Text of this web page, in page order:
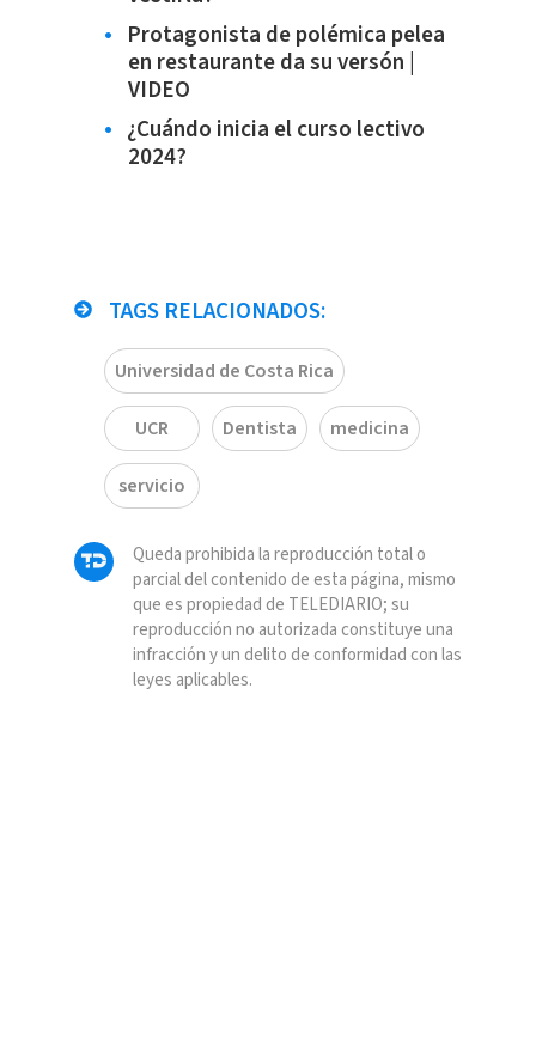
Protagonista de polémica pelea
en restaurante da su versón |
VIDEO
¿Cuándo inicia el curso lectivo
2024?
TAGS RELACIONADOS:
Universidad de Costa Rica
UCR Dentista medicina
servicio
Queda prohibida la reproducción total o
parcial del contenido de esta página, mismo
que es propiedad de TELEDIARIO; su
reproducción no autorizada constituye una
infracción y un delito de conformidad con las
leyes aplicables.